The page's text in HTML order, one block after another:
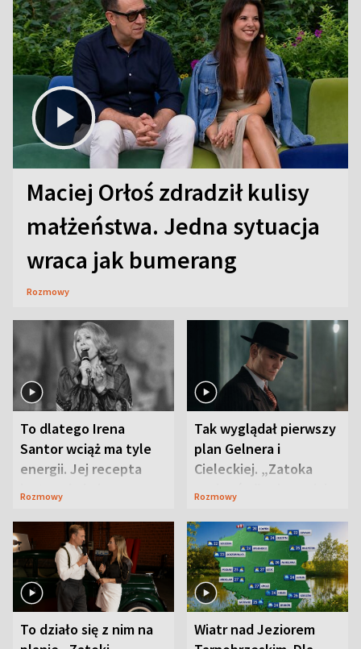
Maciej Orłoś zdradził kulisy
małżeństwa. Jedna sytuacja
wraca jak bumerang
Rozmowy
To dlatego Irena
Santor wciąż ma tyle
energii. Jej recepta
jest zaskakująco
Rozmowy
Tak wyglądał pierwszy
plan Gelnera i
Cieleckiej. „Zatoka
szpiegów” od razu ich
Rozmowy
To działo się z nim na
Wiatr nad Jeziorem